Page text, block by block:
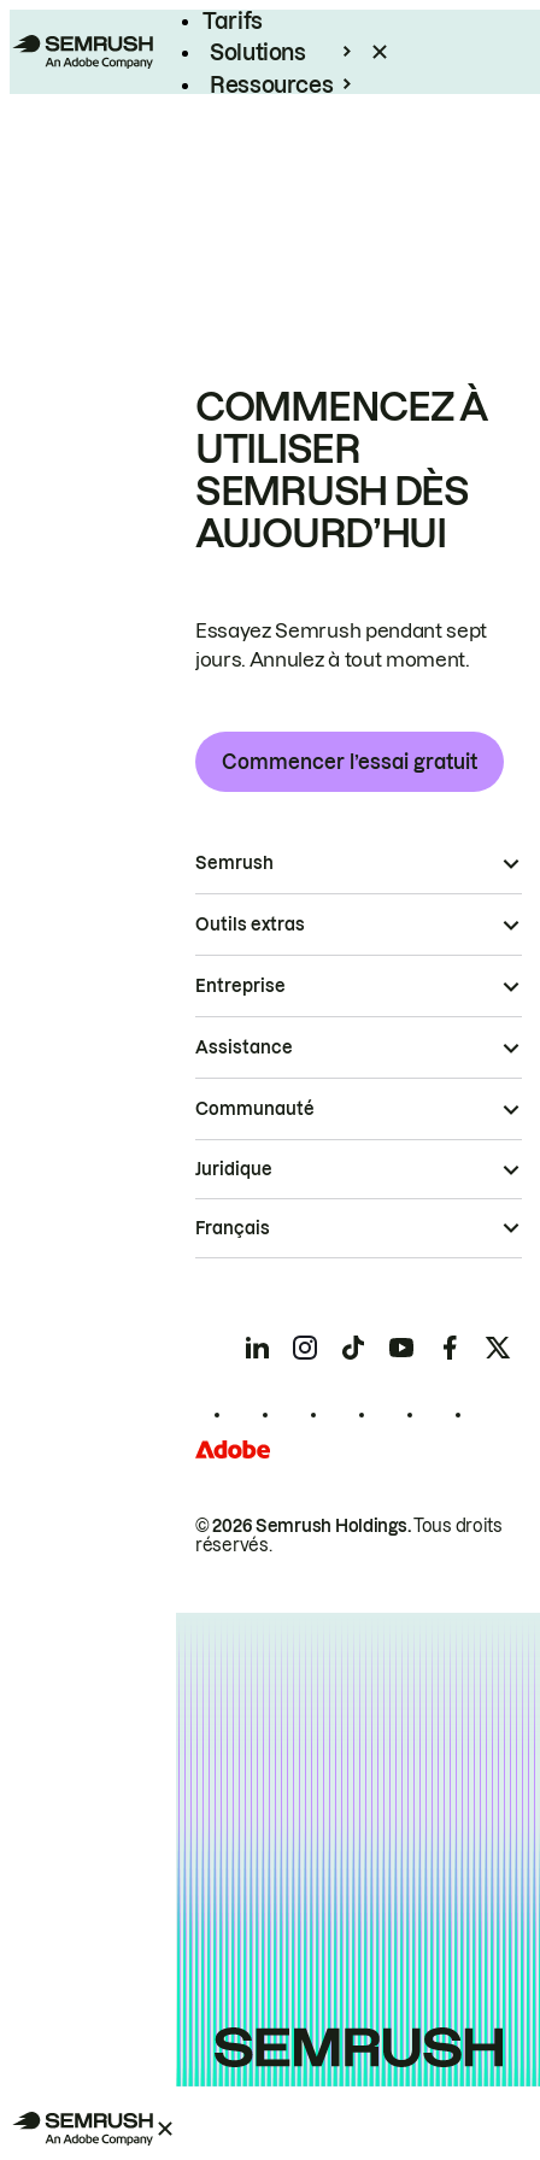
Tarifs
Solutions
Ressources
COMMENCEZ À
UTILISER
SEMRUSH DÈS
AUJOURD’HUI
Essayez Semrush pendant sept
jours. Annulez à tout moment.
Commencer l’essai gratuit
Semrush
Outils extras
Entreprise
Assistance
Communauté
© 2026 Semrush Holdings.Tous droits
réservés.
Juridique
Français